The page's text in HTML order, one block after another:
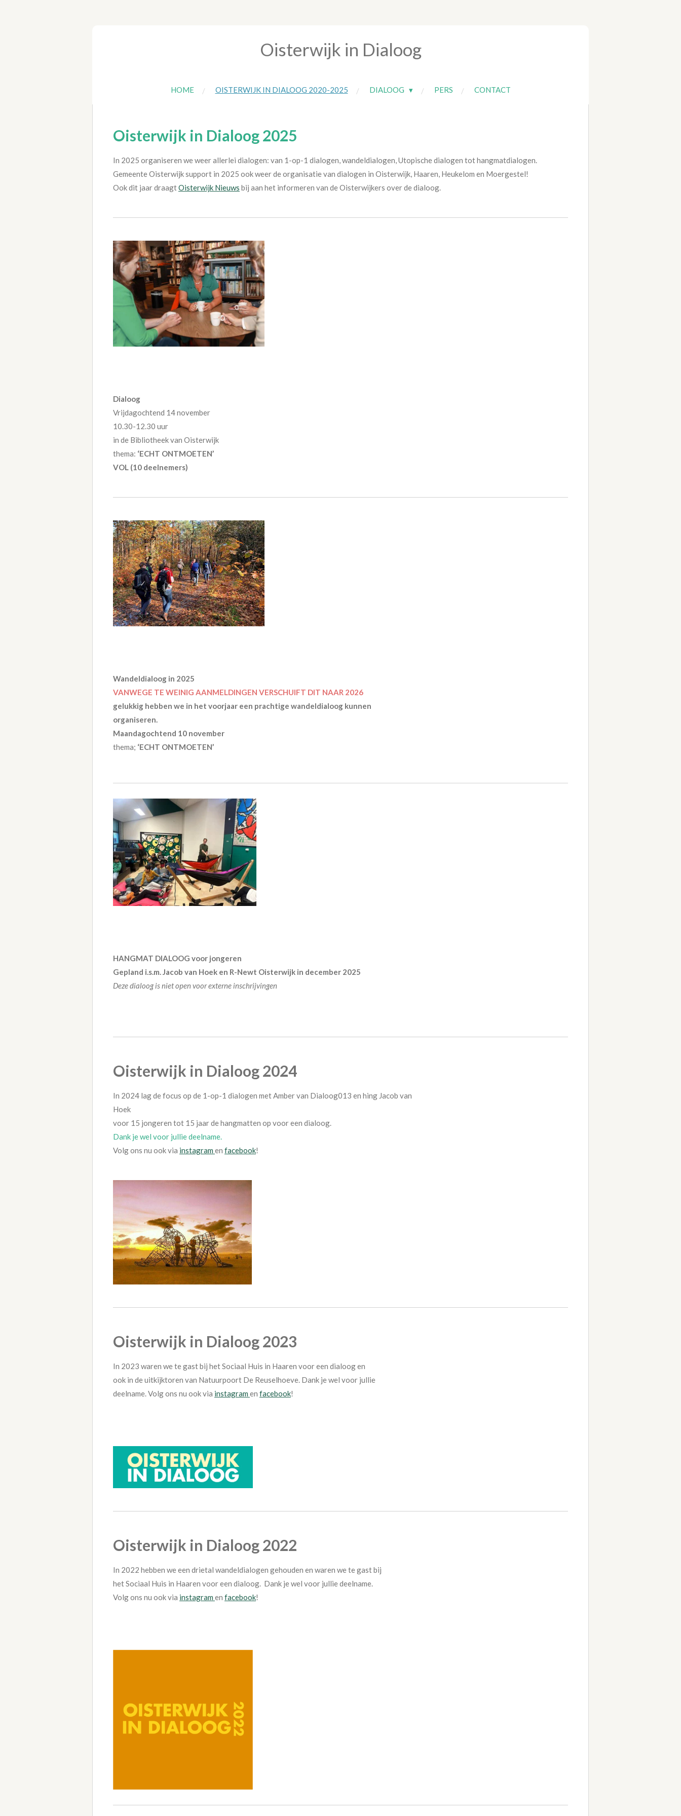
Oisterwijk in Dialoog
HOME OISTERWIJK IN DIALOOG 2020-2025 DIALOOG PERS CONTACT
Oisterwijk in Dialoog 2025
In 2025 organiseren we weer allerlei dialogen: van 1-op-1 dialogen, wandeldialogen, Utopische dialogen tot hangmatdialogen.
Gemeente Oisterwijk support in 2025 ook weer de organisatie van dialogen in Oisterwijk, Haaren, Heukelom en Moergestel!
Ook dit jaar draagtOisterwijk Nieuws bij aan het informeren van de Oisterwijkers over de dialoog.
Dialoog
Vrijdagochtend 14 november
10.30-12.30 uur
in de Bibliotheek van Oisterwijk
thema: ‘ECHT ONTMOETEN’
VOL (10 deelnemers)
Wandeldialoog in 2025
VANWEGE TE WEINIG AANMELDINGEN VERSCHUIFT DIT NAAR 2026
gelukkig hebben we in het voorjaar een prachtige wandeldialoog kunnen
organiseren.
Maandagochtend 10 november
thema; ‘ECHT ONTMOETEN’
HANGMAT DIALOOG voor jongeren
Gepland i.s.m. Jacob van Hoek en R-Newt Oisterwijk in december 2025
Deze dialoog is niet open voor externe inschrijvingen
Oisterwijk in Dialoog 2024
In 2024 lag de focus op de 1-op-1 dialogen met Amber van Dialoog013 en hing Jacob van
Hoek
voor 15 jongeren tot 15 jaar de hangmatten op voor een dialoog.
Dank je wel voor jullie deelname.
Volg ons nu ook via instagram en facebook!
Oisterwijk in Dialoog 2023
In 2023 waren we te gast bij het Sociaal Huis in Haaren voor een dialoog en
ook in de uitkijktoren van Natuurpoort De Reuselhoeve. Dank je wel voor jullie
deelname. Volg ons nu ook via instagram en facebook!
Oisterwijk in Dialoog 2022
In 2022 hebben we een drietal wandeldialogen gehouden en waren we te gast bij
het Sociaal Huis in Haaren voor een dialoog. Dank je wel voor jullie deelname.
Volg ons nu ook via instagram en facebook!